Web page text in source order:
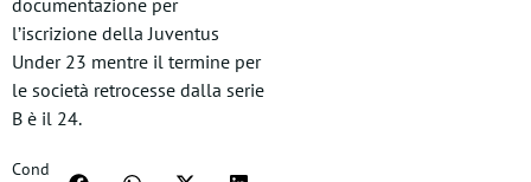
documentazione per
l’iscrizione della Juventus
Under 23 mentre il termine per
le società retrocesse dalla serie
B è il 24.
Cond